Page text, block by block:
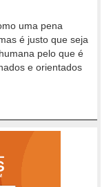
uma pena
é justo que seja
pelo que é
e orientados